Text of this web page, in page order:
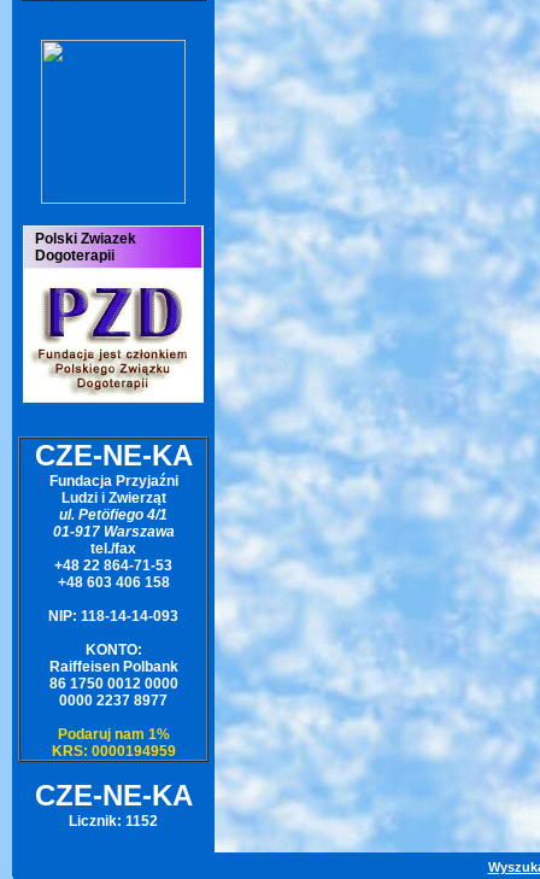
Polski Zwiazek
Dogoterapii
CZE-NE-KA
Fundacja Przyjaźni
Ludzi i Zwierząt
ul. Petöfiego 4/1
01-917 Warszawa
tel./fax
+48 22 864-71-53
+48 603 406 158
NIP: 118-14-14-093
KONTO:
Raiffeisen Polbank
86 1750 0012 0000
0000 2237 8977
Podaruj nam 1%
KRS: 0000194959
CZE-NE-KA
Licznik: 1152